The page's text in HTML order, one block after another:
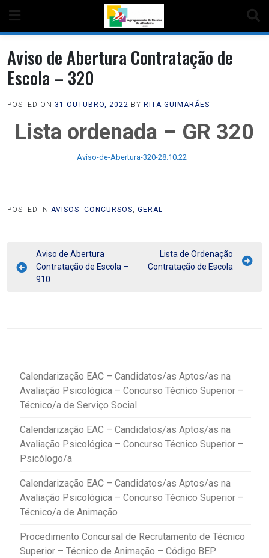
Aviso de Abertura Contratação de
Escola – 320
POSTED ON 31 OUTUBRO, 2022 BY RITA GUIMARÃES
Lista ordenada – GR 320
Aviso-de-Abertura-320-28.10.22
POSTED IN AVISOS, CONCURSOS, GERAL
Aviso de Abertura
Contratação de Escola –
910
Lista de Ordenação
Contratação de Escola
Calendarização EAC – Candidatos/as Aptos/as na
Avaliação Psicológica – Concurso Técnico Superior –
Técnico/a de Serviço Social
Calendarização EAC – Candidatos/as Aptos/as na
Avaliação Psicológica – Concurso Técnico Superior –
Psicólogo/a
Calendarização EAC – Candidatos/as Aptos/as na
Avaliação Psicológica – Concurso Técnico Superior –
Técnico/a de Animação
Procedimento Concursal de Recrutamento de Técnico
Superior – Técnico de Animação – Código BEP